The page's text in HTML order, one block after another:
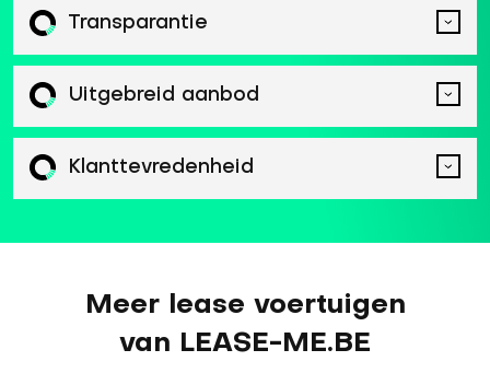
Transparantie
Uitgebreid aanbod
Klanttevredenheid
Meer lease voertuigen
van LEASE-ME.BE